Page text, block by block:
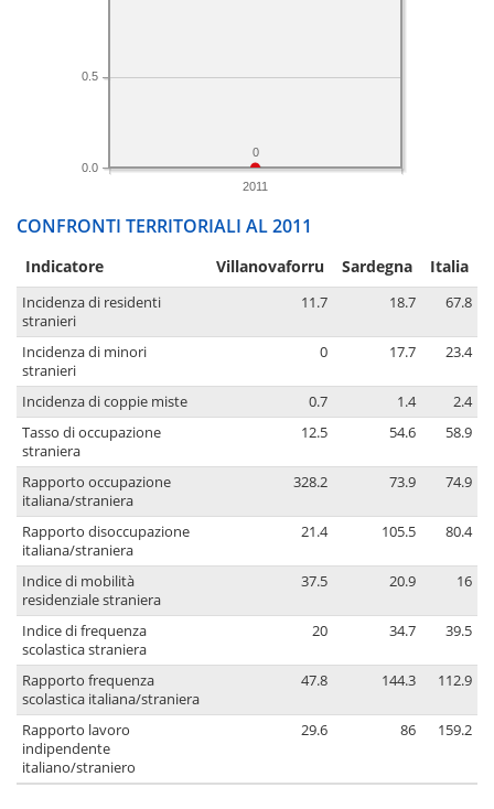
2011
0.0
0.5
0
CONFRONTI TERRITORIALI AL 2011
Indicatore Villanovaforru Sardegna Italia
Incidenza di residenti
stranieri
11.7 18.7 67.8
Incidenza di minori
stranieri
0 17.7 23.4
Incidenza di coppie miste 0.7 1.4
2.4
Tasso di occupazione
straniera
12.5 54.6 58.9
Rapporto occupazione
italiana/straniera
328.2 73.9 74.9
Rapporto disoccupazione
italiana/straniera
21.4 105.5 80.4
Indice di mobilità
residenziale straniera
37.5 20.9 16
Indice di frequenza
scolastica straniera
20 34.7 39.5
Rapporto frequenza
scolastica italiana/straniera
47.8 144.3 112.9
Rapporto lavoro
indipendente
italiano/straniero
29.6 86 159.2